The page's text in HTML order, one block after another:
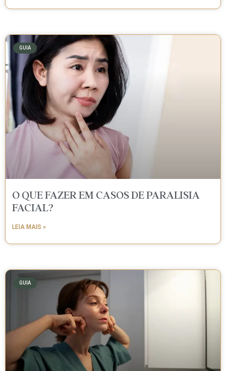
GUIA
O QUE FAZER EM CASOS DE PARALISIA
FACIAL?
LEIA MAIS »
GUIA